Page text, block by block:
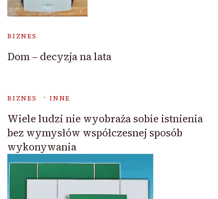
BIZNES
Dom – decyzja na lata
BIZNES INNE
Wiele ludzi nie wyobraża sobie istnienia
bez wymysłów współczesnej sposób
wykonywania